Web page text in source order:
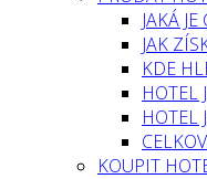
JAKÁ
JAK
KDE
HOTEL
HOTEL
KOUPIT